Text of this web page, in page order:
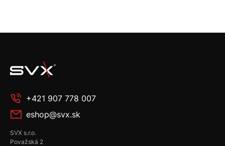
+421 907 778 007
eshop@svx.sk
SVX s.r.o.
Považská 2